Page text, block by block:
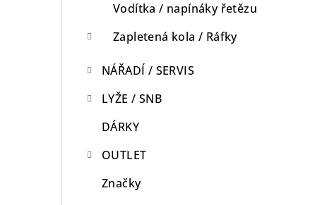
Vodítka / napínáky řetězu
Zapletená kola / Ráfky
NÁŘADÍ / SERVIS
LYŽE / SNB
DÁRKY
OUTLET
Značky